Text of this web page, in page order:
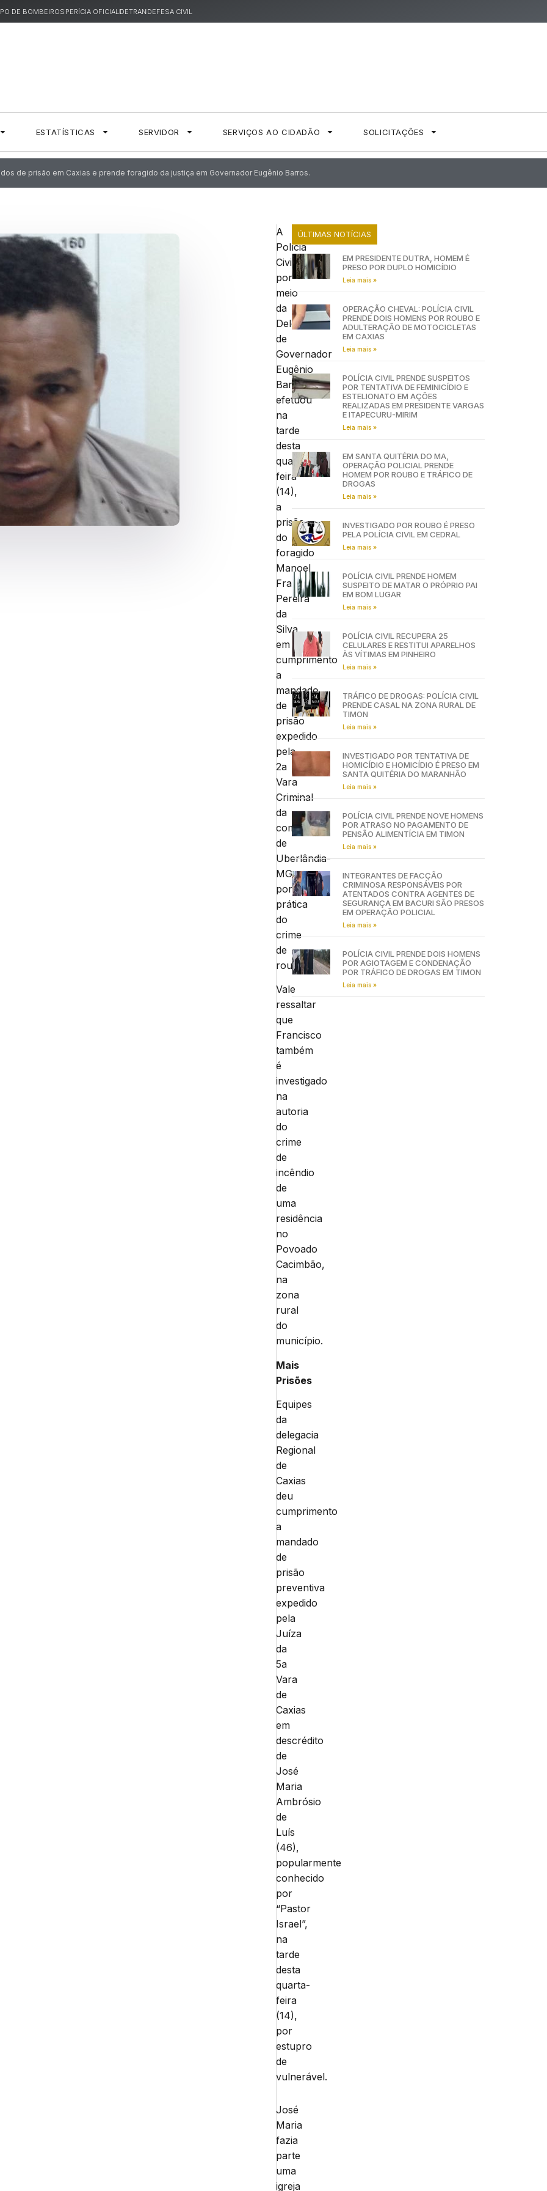
DE BOMBEIROSPERÍCIA OFICIALDETRANDEFESA CIVIL
ESTATÍSTICAS SERVIDOR SERVIÇOS AO CIDADÃO SOLICITAÇÕES
de prisão em Caxias e prende foragido da justiça em Governador Eugênio Barros.
A
Polícia
Civil
por
meio
da
Delegacia
de
Governador
Eugênio
Barros,
efetuou
na
tarde
desta
quarta-
feira
(14),
a
prisão
do
foragido
Manoel
Francisco
Pereira
da
Silva
em
cumprimento
a
mandado
de
prisão
expedido
pela
2a
Vara
Criminal
da
comarca
de
Uberlândia-
MG,
por
prática
do
crime
de
roubo.
Vale
ressaltar
que
Francisco
também
é
investigado
na
autoria
do
crime
de
incêndio
de
uma
residência
no
Povoado
Cacimbão,
na
zona
rural
do
município.
Mais
Prisões
Equipes
da
delegacia
Regional
de
Caxias
deu
cumprimento
a
mandado
de
prisão
preventiva
expedido
pela
Juíza
da
5a
Vara
de
Caxias
em
descrédito
de
José
Maria
Ambrósio
de
Luís
(46),
popularmente
conhecido
por
“Pastor
Israel”,
na
tarde
desta
quarta-
feira
(14),
por
estupro
de
vulnerável.
José
Maria
fazia
parte
ÚLTIMAS NOTÍCIAS
EM PRESIDENTE DUTRA, HOMEM É
PRESO POR DUPLO HOMICÍDIO
Leia mais »
OPERAÇÃO CHEVAL: POLÍCIA CIVIL
PRENDE DOIS HOMENS POR ROUBO E
ADULTERAÇÃO DE MOTOCICLETAS
EM CAXIAS
Leia mais »
POLÍCIA CIVIL PRENDE SUSPEITOS
POR TENTATIVA DE FEMINICÍDIO E
ESTELIONATO EM AÇÕES
REALIZADAS EM PRESIDENTE VARGAS
E ITAPECURU-MIRIM
Leia mais »
EM SANTA QUITÉRIA DO MA,
OPERAÇÃO POLICIAL PRENDE
HOMEM POR ROUBO E TRÁFICO DE
DROGAS
Leia mais »
INVESTIGADO POR ROUBO É PRESO
PELA POLÍCIA CIVIL EM CEDRAL
Leia mais »
POLÍCIA CIVIL PRENDE HOMEM
SUSPEITO DE MATAR O PRÓPRIO PAI
EM BOM LUGAR
Leia mais »
POLÍCIA CIVIL RECUPERA 25
CELULARES E RESTITUI APARELHOS
ÀS VÍTIMAS EM PINHEIRO
Leia mais »
TRÁFICO DE DROGAS: POLÍCIA CIVIL
PRENDE CASAL NA ZONA RURAL DE
TIMON
Leia mais »
INVESTIGADO POR TENTATIVA DE
HOMICÍDIO E HOMICÍDIO É PRESO EM
SANTA QUITÉRIA DO MARANHÃO
Leia mais »
POLÍCIA CIVIL PRENDE NOVE HOMENS
POR ATRASO NO PAGAMENTO DE
PENSÃO ALIMENTÍCIA EM TIMON
Leia mais »
INTEGRANTES DE FACÇÃO
CRIMINOSA RESPONSÁVEIS POR
ATENTADOS CONTRA AGENTES DE
SEGURANÇA EM BACURI SÃO PRESOS
EM OPERAÇÃO POLICIAL
Leia mais »
POLÍCIA CIVIL PRENDE DOIS HOMENS
POR AGIOTAGEM E CONDENAÇÃO
POR TRÁFICO DE DROGAS EM TIMON
Leia mais »